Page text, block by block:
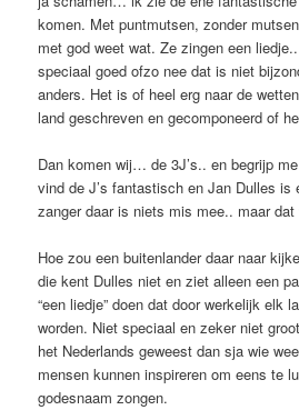
komen. Met puntmutsen, zonder
met god weet wat. Ze zingen een
speciaal goed ofzo nee dat is niet
anders. Het is of heel erg naar de
land geschreven en gecomponeerd of
Dan komen wij… de 3J’s.. en begrijp
vind de J’s fantastisch en Jan Dulles is
zanger daar is niets mis mee.. maar dat
Hoe zou een buitenlander daar naar
die kent Dulles niet en ziet alleen een
“een liedje” doen dat door werkelijk elk
worden. Niet speciaal en zeker niet
het Nederlands geweest dan sja wie
mensen kunnen inspireren om eens te
godesnaam zongen.